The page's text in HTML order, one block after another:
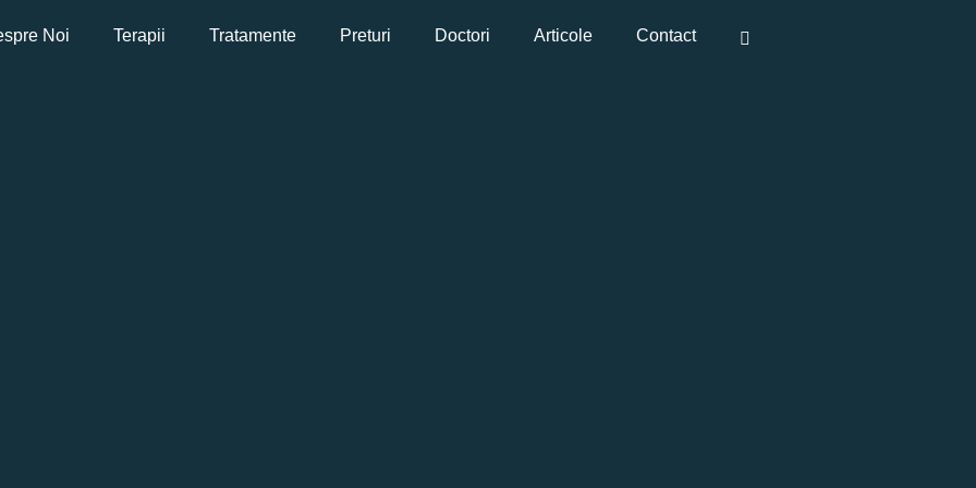
Noi Terapii Tratamente Preturi Doctori Articole Contact